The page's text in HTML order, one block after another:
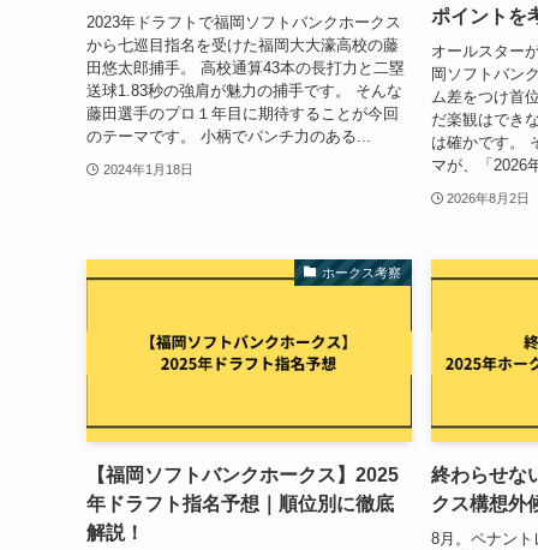
2023年ドラフトで福岡ソフトバンクホークス
から七巡目指名を受けた福岡大大濠高校の藤
田悠太郎捕手。 高校通算43本の長打力と二塁
送球1.83秒の強肩が魅力の捕手です。 そんな
藤田選手のプロ１年目に期待することが今回
のテーマです。 小柄でパンチ力のある...
2024年1月18日
ポイントを
オールスター
岡ソフトバン
ム差をつけ首
だ楽観はでき
は確かです。
マが、「2026
2026年8月2日
ホークス考察
【福岡ソフトバンクホークス】2025
年ドラフト指名予想｜順位別に徹底
解説！
終わらせ
クス構想外
8月。ペナン